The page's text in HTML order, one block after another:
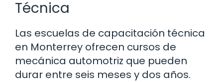
Técnica
Las escuelas de capacitación técnica
en Monterrey ofrecen cursos de
mecánica automotriz que pueden
durar entre seis meses y dos años.